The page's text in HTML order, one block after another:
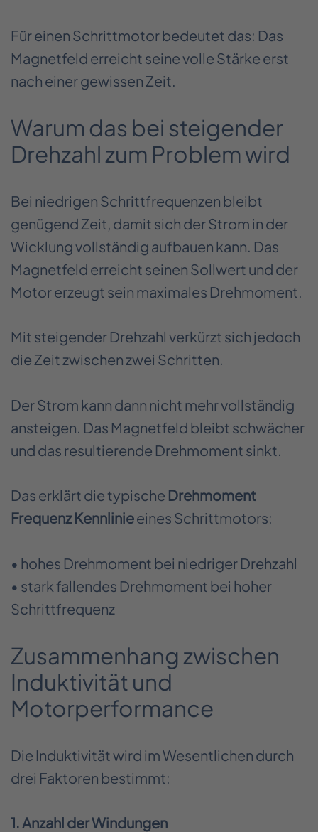
Für einen Schrittmotor bedeutet das: Das
Magnetfeld erreicht seine volle Stärke erst
nach einer gewissen Zeit.
Warum das bei steigender
Drehzahl zum Problem wird
Bei niedrigen Schrittfrequenzen bleibt
genügend Zeit, damit sich der Strom in der
Wicklung vollständig aufbauen kann. Das
Magnetfeld erreicht seinen Sollwert und der
Motor erzeugt sein maximales Drehmoment.
Mit steigender Drehzahl verkürzt sich jedoch
die Zeit zwischen zwei Schritten.
Der Strom kann dann nicht mehr vollständig
ansteigen. Das Magnetfeld bleibt schwächer
und das resultierende Drehmoment sinkt.
Das erklärt die typische Drehmoment
Frequenz Kennlinieeines Schrittmotors:
• hohes Drehmoment bei niedriger Drehzahl
• stark fallendes Drehmoment bei hoher
Schrittfrequenz
Zusammenhang zwischen
Induktivität und
Motorperformance
Die Induktivität wird im Wesentlichen durch
drei Faktoren bestimmt:
1. Anzahl der Windungen